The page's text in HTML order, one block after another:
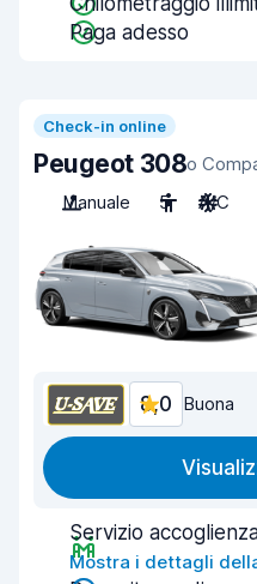
Paga adesso
Check-in online
Peugeot 308o
Manuale
5 A/C
8,0 Buona
Servizio
Mostra i dettagli